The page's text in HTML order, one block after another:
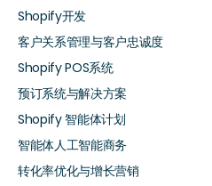
Shopify开发
客户关系管理与客户忠诚度
Shopify POS系统
预订系统与解决方案
Shopify 智能体计划
智能体人工智能商务
转化率优化与增长营销